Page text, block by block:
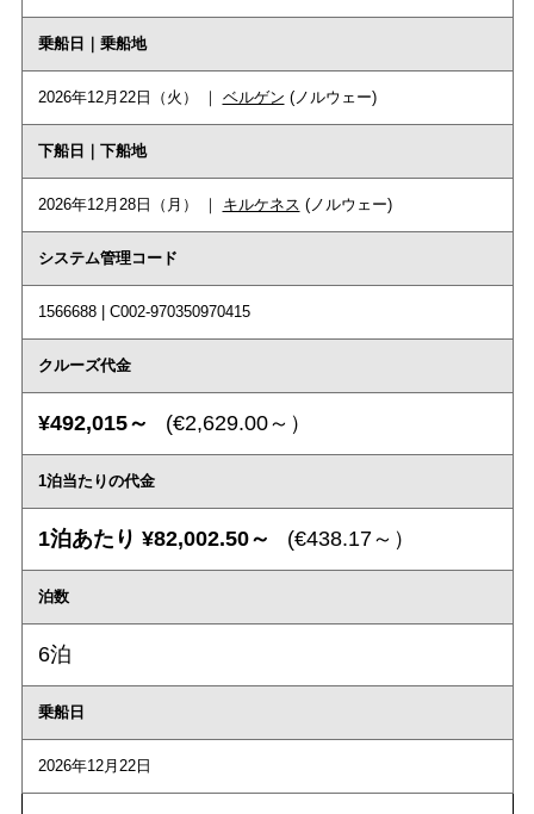
乗船日｜乗船地
2026年12月22日（火） ｜ ベルゲン (ノルウェー)
下船日｜下船地
2026年12月28日（月） ｜ キルケネス (ノルウェー)
システム管理コード
1566688 | C002-970350970415
クルーズ代金
¥492,015～ (€2,629.00～）
1泊当たりの代金
1泊あたり ¥82,002.50～ (€438.17～）
泊数
6泊
乗船日
2026年12月22日